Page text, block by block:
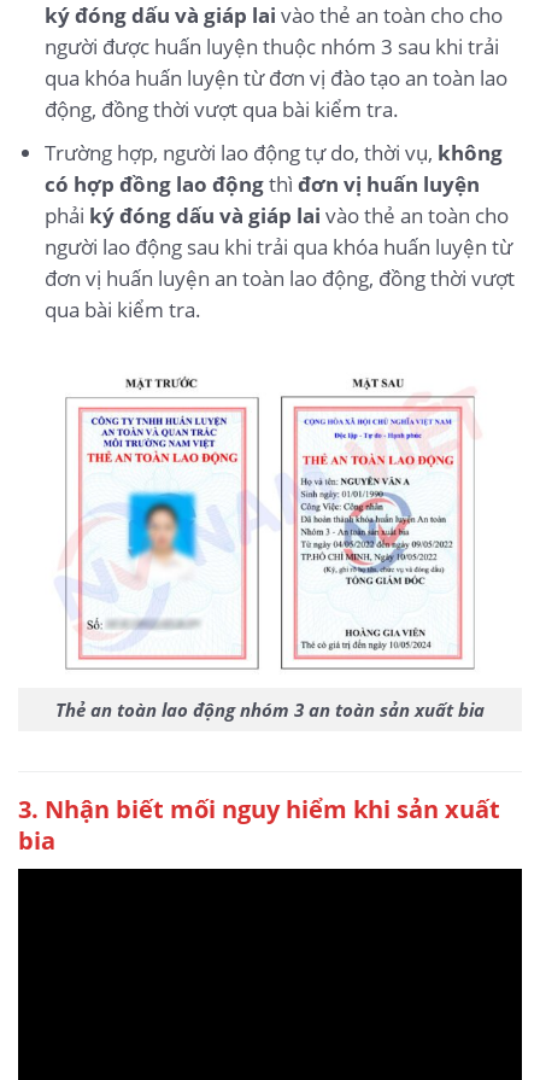
ký đóng dấu và giáp lai vào thẻ an toàn cho cho
người được huấn luyện thuộc nhóm 3 sau khi trải
qua khóa huấn luyện từ đơn vị đào tạo an toàn lao
động, đồng thời vượt qua bài kiểm tra.
Trường hợp, người lao động tự do, thời vụ, không
có hợp đồng lao độngthì đơn vị huấn luyện
phải ký đóng dấu và giáp lai vào thẻ an toàn cho
người lao động sau khi trải qua khóa huấn luyện từ
đơn vị huấn luyện an toàn lao động, đồng thời vượt
qua bài kiểm tra.
Thẻ an toàn lao động nhóm 3 an toàn sản xuất bia
3. Nhận biết mối nguy hiểm khi sản xuất
bia